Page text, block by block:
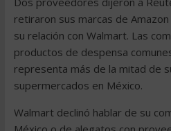
retiraron sus marcas de
su relación con Walmart. Las
productos de despensa
representa más de la mitad de
supermercados en México.
Walmart declinó hablar de su